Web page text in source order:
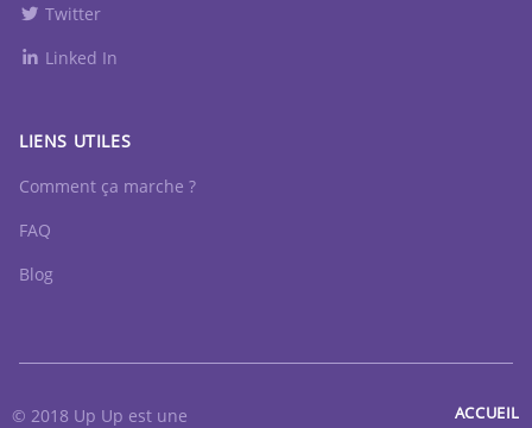
Twitter
Linked In
LIENS UTILES
Comment ça marche ?
FAQ
Blog
© 2018 Up Up est une ACCUEIL